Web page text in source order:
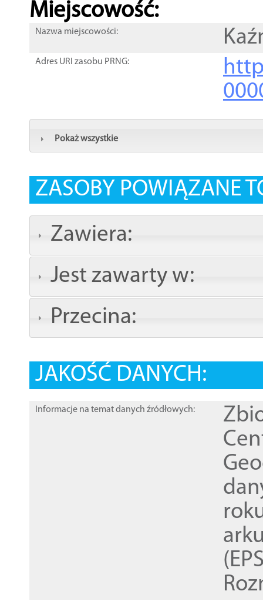
Miejscowość:
Nazwa miejscowości:
Adres URI zasobu PRNG:
Pokaż wszystkie
ZASOBY POWIĄZANE
Zawiera:
Jest zawarty w:
Przecina:
JAKOŚĆ DANYCH:
Informacje na temat danych źródłowych: